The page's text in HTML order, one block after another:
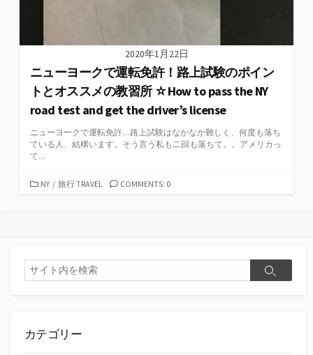
2020年1月22日
ニューヨークで運転免許！路上試験のポイン
トとオススメの教習所 ☆How to pass the NY
road test and get the driver’s license
ニューヨークで運転免許…路上試験はなかなか難しく、何度も落ち
ている人、結構います。そう言う私も二回も落ちて。。アメリカっ
て...
カNY / 旅行 TRAVEL COMMENTS: 0
検
索
検
カテゴリー